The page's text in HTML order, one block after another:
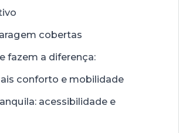
cobertas
fazem a diferença:
conforto e mobilidade
acessibilidade e